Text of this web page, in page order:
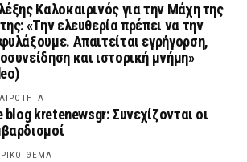
Καλοκαιρινός για την Μάχη της
«Την ελευθερία πρέπει να την
Απαιτείται εγρήγορση,
και ιστορική μνήμη»
blog kretenewsgr: Συνεχίζονται οι
ΘΕΜΑ